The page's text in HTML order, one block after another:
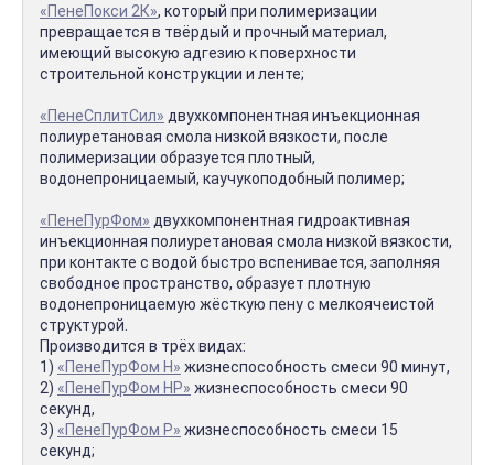
«ПенеПокси 2К», который при полимеризации
превращается в твёрдый и прочный материал,
имеющий высокую адгезию к поверхности
строительной конструкции и ленте;
«ПенеСплитСил» двухкомпонентная инъекционная
полиуретановая смола низкой вязкости, после
полимеризации образуется плотный,
водонепроницаемый, каучукоподобный полимер;
«ПенеПурФом» двухкомпонентная гидроактивная
инъекционная полиуретановая смола низкой вязкости,
при контакте с водой быстро вспенивается, заполняя
свободное пространство, образует плотную
водонепроницаемую жёсткую пену с мелкоячеистой
структурой.
Производится в трёх видах:
1) «ПенеПурФом Н» жизнеспособность смеси 90 минут,
2) «ПенеПурФом НР» жизнеспособность смеси 90
секунд,
3) «ПенеПурФом Р» жизнеспособность смеси 15
секунд;